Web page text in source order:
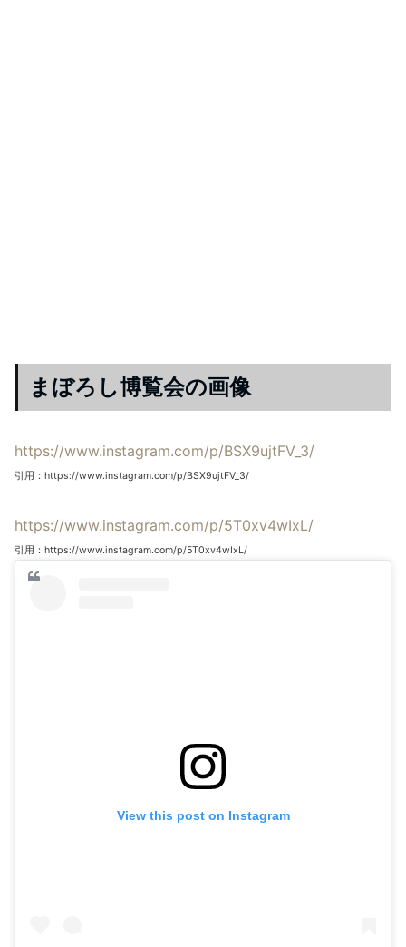
まぼろし博覧会の画像
https://www.instagram.com/p/BSX9ujtFV_3/
引用：https://www.instagram.com/p/BSX9ujtFV_3/
https://www.instagram.com/p/5T0xv4wIxL/
引用：https://www.instagram.com/p/5T0xv4wIxL/
View this post on Instagram